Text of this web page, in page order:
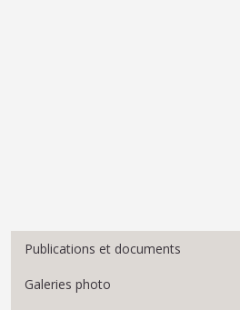
Menu Médiathèque
Publications et documents
Galeries photo